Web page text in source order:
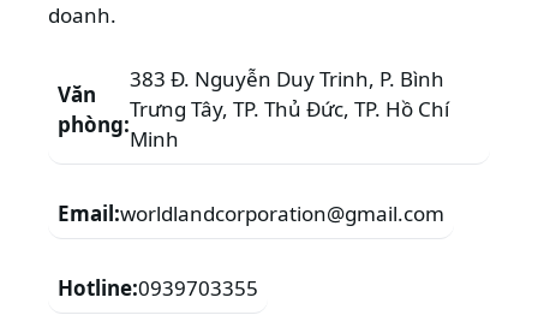
doanh.
Văn
phòng:
383 Đ. Nguyễn Duy Trinh, P. Bình
Trưng Tây, TP. Thủ Đức, TP. Hồ Chí
Minh
Email:worldlandcorporation@gmail.com
Hotline:0939703355